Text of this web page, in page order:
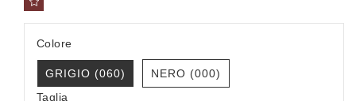
Colore
GRIGIO (060)
NERO (000)
Taglia